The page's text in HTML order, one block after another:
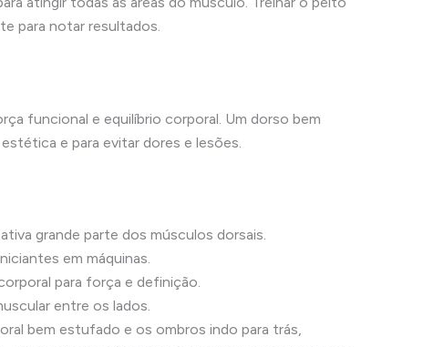
para notar resultados.
funcional e equilíbrio corporal. Um dorso bem
e para evitar dores e lesões.
ativa grande parte dos músculos dorsais.
em máquinas.
para força e definição.
entre os lados.
bem estufado e os ombros indo para trás,